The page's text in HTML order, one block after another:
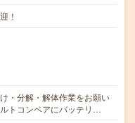
！
・分解・解体作業をお願い
トコンベアにバッテリ…